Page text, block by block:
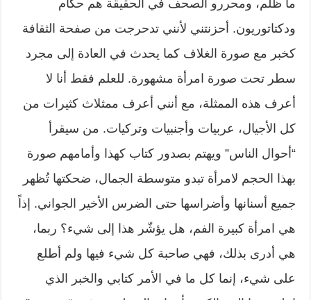
ما ظلم، ومحررو الصحف في الحقيقة هم حكام
ودكتاتوريون. أحزنتني لأنني تدحرجت من صفحة الثقافة
كخبر مع صورة الغلاف كما يحدث في العادة إلى مجرد
سطر تحت صورة امرأة مشهورة. للعلم فقط أنا لا
أعرف هذه الممثلة، مع أنني أعرف ممثلاث كثيرات من
كل الأجيال، عربيات وأجنبيات وتركيات. من سيقرأ
“أحوال الناس” ويهتم بصدور كتاب كهذا وأمامهم صورة
بهذا الحجم لامرأة تبدو متوسطة الجمال، ضحكتها تُظهر
جميع أسنانها وأضراسها حتى الضرس الأخير الجواني. إذاً
هي امرأة كبيرة الفم، هل يؤشّر هذا إلى شيء؟ ربما،
هي أدرى بذلك، فهي صاحبة كل شيء فيها ولم أطلع
على شيء، إنما كل ما في الأمر كتابي والخبر الذي